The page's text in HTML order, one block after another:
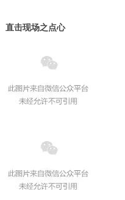
直击现场之点心